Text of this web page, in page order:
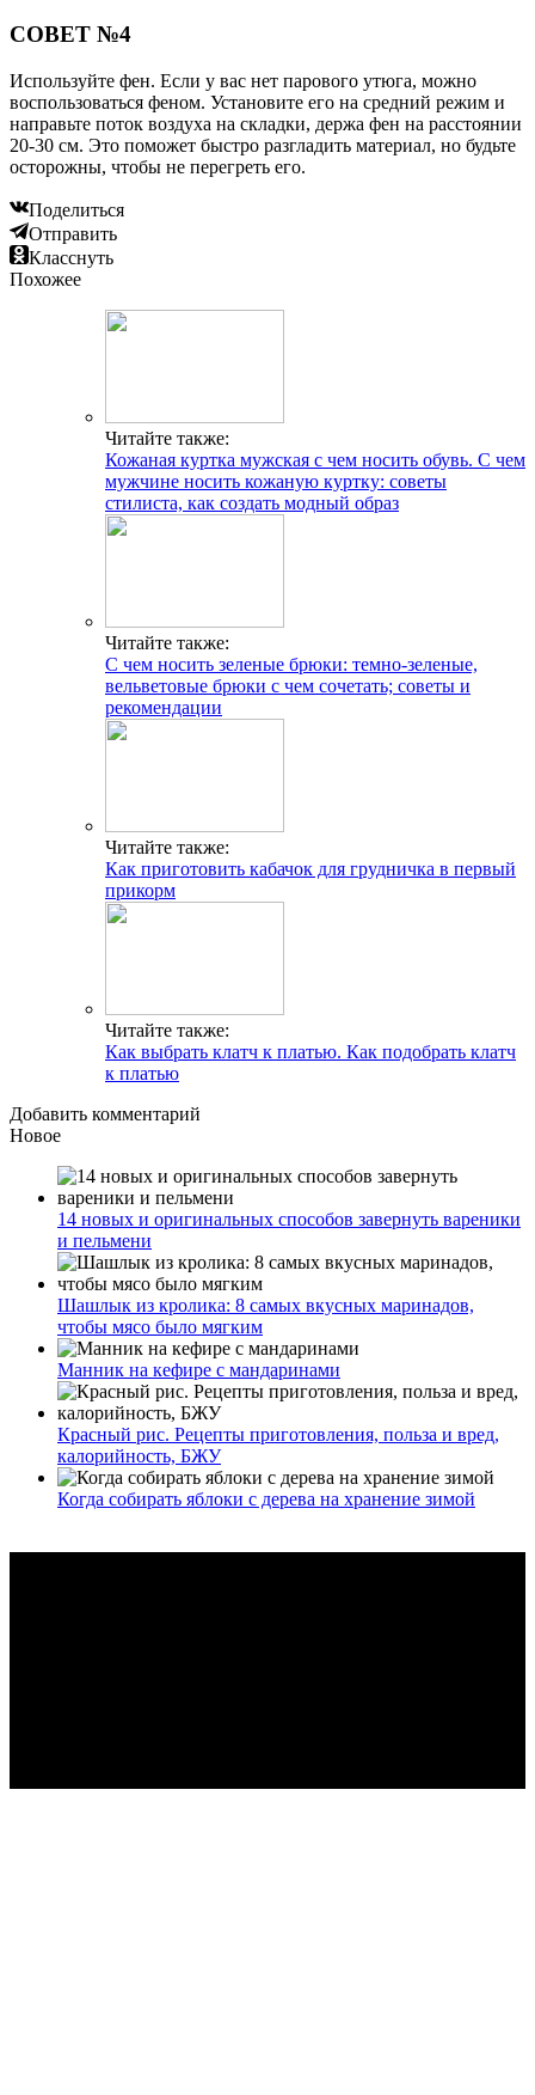
СОВЕТ №4
Используйте фен. Если у вас нет парового утюга, можно
воспользоваться феном. Установите его на средний режим и
направьте поток воздуха на складки, держа фен на расстоянии
20-30 см. Это поможет быстро разгладить материал, но будьте
осторожны, чтобы не перегреть его.
Поделиться
Отправить
Класснуть
Похожее
Читайте также:
Кожаная куртка мужская с чем носить обувь. С чем
мужчине носить кожаную куртку: советы
стилиста, как создать модный образ
Читайте также:
С чем носить зеленые брюки: темно-зеленые,
вельветовые брюки с чем сочетать; советы и
рекомендации
Читайте также:
Как приготовить кабачок для грудничка в первый
прикорм
Читайте также:
Как выбрать клатч к платью. Как подобрать клатч
к платью
Добавить комментарий
Новое
14 новых и оригинальных способов завернуть вареники
и пельмени
Шашлык из кролика: 8 самых вкусных маринадов,
чтобы мясо было мягким
Манник на кефире с мандаринами
Красный рис. Рецепты приготовления, польза и вред,
калорийность, БЖУ
Когда собирать яблоки с дерева на хранение зимой